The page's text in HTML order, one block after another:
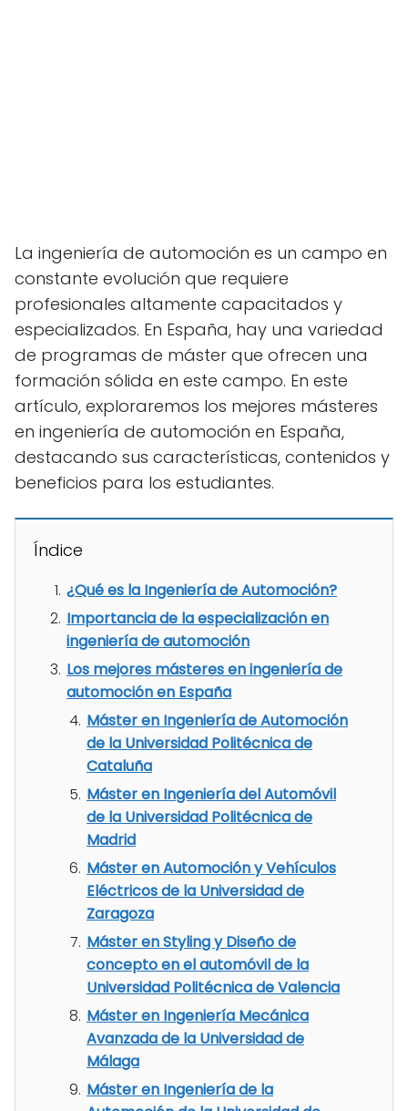
La ingeniería de automoción es un campo en
constante evolución que requiere
profesionales altamente capacitados y
especializados. En España, hay una variedad
de programas de máster que ofrecen una
formación sólida en este campo. En este
artículo, exploraremos los mejores másteres
en ingeniería de automoción en España,
destacando sus características, contenidos y
beneficios para los estudiantes.
Índice
¿Qué es la Ingeniería de Automoción?
Importancia de la especialización en
ingeniería de automoción
Los mejores másteres en ingeniería de
automoción en España
Máster en Ingeniería de Automoción
de la Universidad Politécnica de
Cataluña
Máster en Ingeniería del Automóvil
de la Universidad Politécnica de
Madrid
Máster en Automoción y Vehículos
Eléctricos de la Universidad de
Zaragoza
Máster en Styling y Diseño de
concepto en el automóvil de la
Universidad Politécnica de Valencia
Máster en Ingeniería Mecánica
Avanzada de la Universidad de
Málaga
Máster en Ingeniería de la